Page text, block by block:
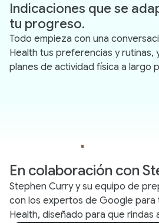
Indicaciones que se
tu progreso.
Todo empieza con una
Health tus preferencias y
planes de actividad física a largo
En colaboración con
Stephen Curry y su equipo de
con los expertos de Google
Health, diseñado para que rindas